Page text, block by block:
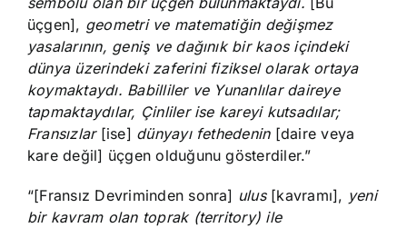
üçgen], geometri ve matematiğin değişmez
yasalarının, geniş ve dağınık bir kaos içindeki
dünya üzerindeki zaferini fiziksel olarak ortaya
koymaktaydı. Babilliler ve Yunanlılar daireye
tapmaktaydılar, Çinliler ise kareyi kutsadılar;
Fransızlar [ise] dünyayı fethedenin[daire veya
kare değil] üçgen olduğunu gösterdiler.”
“[Fransız Devriminden sonra] ulus[kavramı], yeni
bir kavram olan toprak (territory) ile